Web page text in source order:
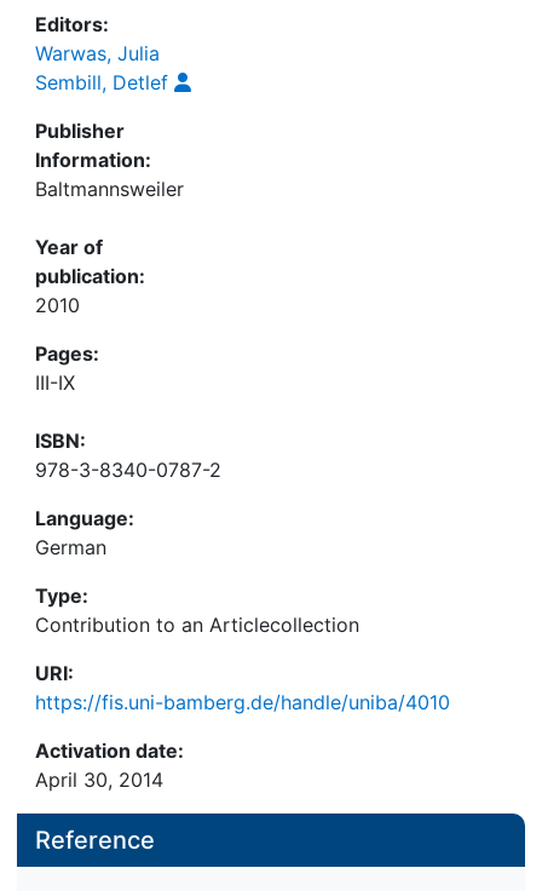
Editors:
Warwas, Julia
Sembill, Detlef
Publisher
Information:
Baltmannsweiler
Year of
publication:
2010
Pages:
III-IX
ISBN:
978-3-8340-0787-2
Language:
German
Type:
Contribution to an Articlecollection
URI:
https://fis.uni-bamberg.de/handle/uniba/4010
Activation date:
April 30, 2014
Reference